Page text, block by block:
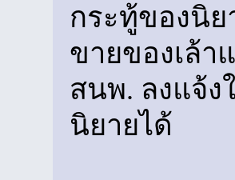
กระทู้ของนิ
ขายของเล้า
สนพ. ลงแจ้ง
นิยายได้